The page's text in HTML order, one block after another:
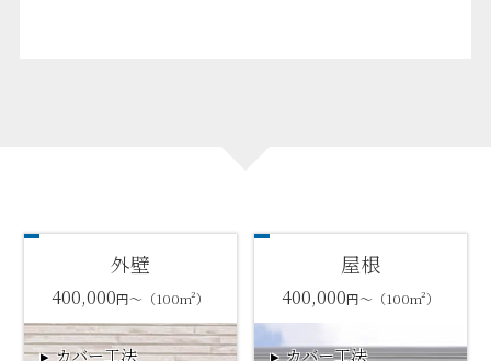
外壁
400,000円～（100m²）
カバー工法
屋根
400,000円～（100m²）
カバー工法